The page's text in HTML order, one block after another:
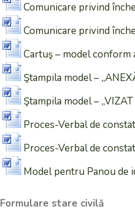
Comunicare privind
Comunicare privind
Cartuş – model conform
Ştampila model –
Ştampila model –
Proces-Verbal de
Proces-Verbal de
Model pentru Panou de
Formulare stare civilă